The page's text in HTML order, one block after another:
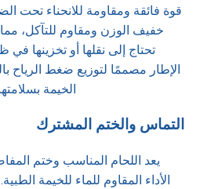
قوة فائقة ومقاومة للانحناء تحت
خفيف الوزن ومقاوم للتآكل، مما
تحتاج إلى نقلها أو تخزينها
الإطار مصممًا لتوزيع ضغط الرياح
الخيمة
التماس والختم المشترك
يعد اللحام المناسب وختم
الأداء المقاوم للماء للخيمة